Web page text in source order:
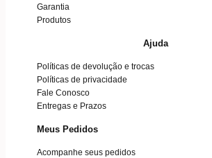
Garantia
Produtos
Ajuda
Políticas de devolução e trocas
Políticas de privacidade
Fale Conosco
Entregas e Prazos
Meus Pedidos
Acompanhe seus pedidos